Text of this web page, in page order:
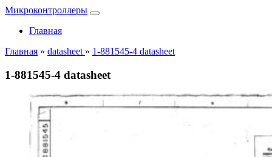
Микроконтроллеры
Главная
Главная » datasheet » 1-881545-4 datasheet
1-881545-4 datasheet